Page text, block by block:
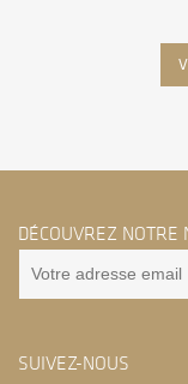
DÉCOUVREZ NOTRE
SUIVEZ-NOUS